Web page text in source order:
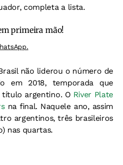
completa a lista.
primeira mão!
não liderou o número de
em 2018, temporada que
argentino. O River Plate
na final. Naquele ano, assim
argentinos, três brasileiros
nas quartas.